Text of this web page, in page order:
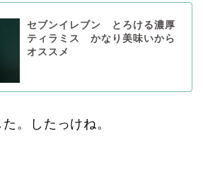
セブンイレブン とろける濃厚
ティラミス かなり美味いから
オススメ
。したっけね。